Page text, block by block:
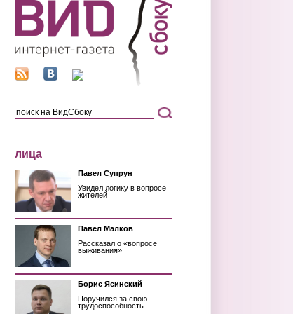
лица
Павел Супрун
Увидел логику в вопросе
жителей
Павел Малков
Рассказал о «вопросе
выживания»
Борис Ясинский
Поручился за свою
трудоспособность